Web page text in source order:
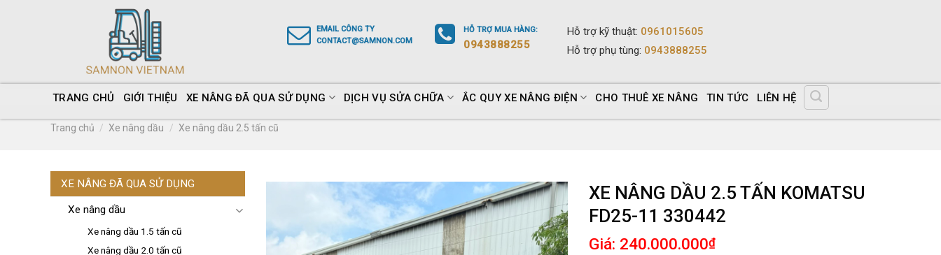
Hỗ trợ kỹ thuật: 0961015605
Hỗ trợ phụ tùng: 0943888255
HỖ TRỢMUA HÀNG:
0943888255
EMAIL CÔNG TY
CONTACT@SAMNON.COM
TRANG CHỦ GIỚI THIỆU XE NÂNG ĐÃ QUA SỬ DỤNG DỊCH VỤ SỬA CHỮA ẮC QUY XE NÂNG ĐIỆN CHO THUÊ XE NÂNG TIN TỨC LIÊN HỆ
Trang chủ / Xe nâng dầu / Xe nâng dầu 2.5 tấn cũ
XE NÂNG ĐÃ QUA SỬ DỤNG
Xe nâng dầu
Xe nâng dầu 1.5 tấn cũ
Xe nâng dầu 2.0 tấn cũ
XE NÂNG DẦU 2.5 TẤN KOMATSU
FD25-11 330442
Giá: 240.000.000₫